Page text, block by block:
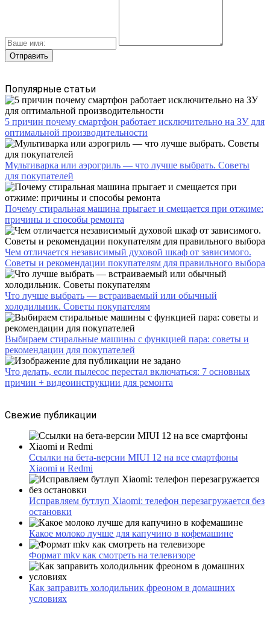
Популярные статьи
5 причин почему смартфон работает исключительно на ЗУ для
оптимальной производительности
Мультиварка или аэрогриль — что лучше выбрать. Советы
для покупателей
Почему стиральная машина прыгает и смещается при отжиме:
причины и способы ремонта
Чем отличается независимый духовой шкаф от зависимого.
Советы и рекомендации покупателям для правильного выбора
Что лучше выбрать — встраиваемый или обычный
холодильник. Советы покупателям
Выбираем стиральные машины с функцией пара: советы и
рекомендации для покупателей
Что делать, если пылесос перестал включаться: 7 основных
причин + видеоинструкции для ремонта
Свежие публикации
Ссылки на бета-версии MIUI 12 на все смартфоны
Xiaomi и Redmi
Исправляем бутлуп Xiaomi: телефон перезагружается без
остановки
Какое молоко лучше для капучино в кофемашине
Формат mkv как смотреть на телевизоре
Как заправить холодильник фреоном в домашних
условиях